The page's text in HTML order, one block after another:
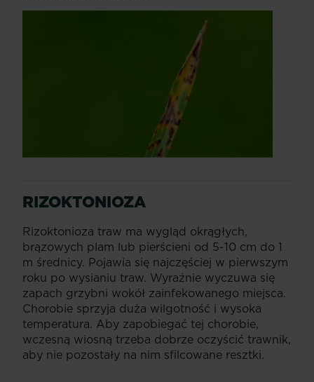
RIZOKTONIOZA
Rizoktonioza traw ma wygląd okrągłych,
brązowych plam lub pierścieni od 5-10 cm do 1
m średnicy. Pojawia się najczęściej w pierwszym
roku po wysianiu traw. Wyraźnie wyczuwa się
zapach grzybni wokół zainfekowanego miejsca.
Chorobie sprzyja duża wilgotność i wysoka
temperatura. Aby zapobiegać tej chorobie,
wczesną wiosną trzeba dobrze oczyścić trawnik,
aby nie pozostały na nim sfilcowane resztki.